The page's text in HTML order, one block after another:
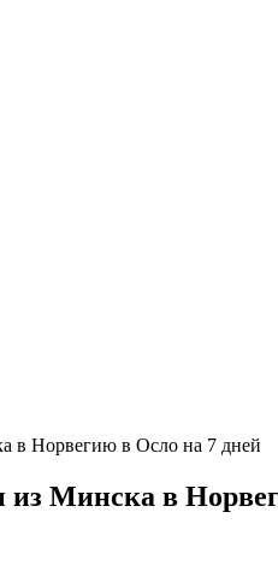
из Минска в